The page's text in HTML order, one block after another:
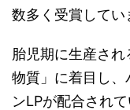
数多く受賞してい
胎児期に生産さ
物質」に着目し
ンLPが配合されて